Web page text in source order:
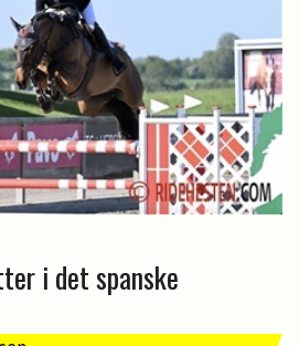
i det spanske